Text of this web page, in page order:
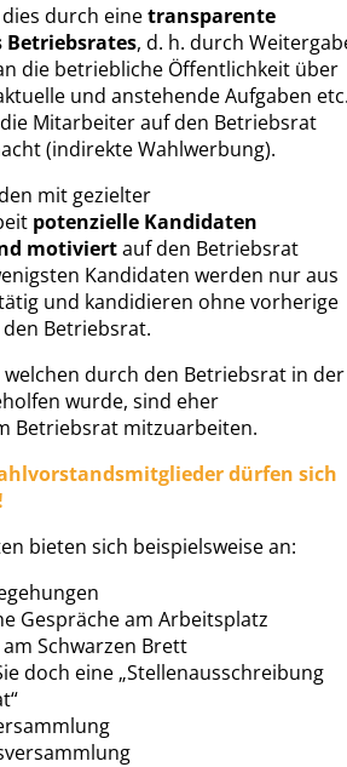
durch einetransparente
Betriebsrates, d. h. durch
die betriebliche Öffentlichkeit über
und anstehende Aufgaben
Mitarbeiter auf den Betriebsrat
(indirekte Wahlwerbung).
mit gezielter
potenzielle Kandidaten
motiviertauf den Betriebsrat
Kandidaten werden nur aus
und kandidieren ohne vorherige
Betriebsrat.
durch den Betriebsrat in der
wurde, sind eher
Betriebsrat mitzuarbeiten.
dürfen sich
bieten sich beispielsweise an:
Gespräche am Arbeitsplatz
Schwarzen Brett
doch eine „Stellenausschreibung